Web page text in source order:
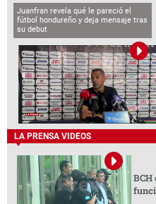
Juanfran revela qué le pareció el
fútbol hondureño y deja mensaje tras
su debut
LA PRENSA VIDEOS